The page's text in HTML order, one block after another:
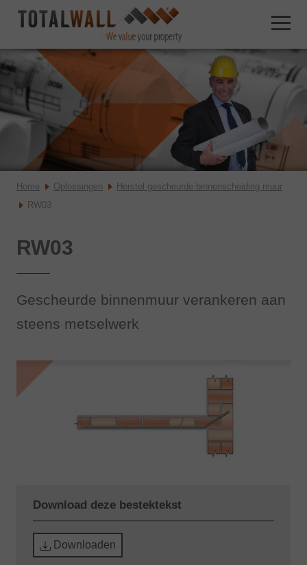
Home Oplossingen
Herstel gescheurde binnenscheiding muur
RW03
RW03
Gescheurde binnenmuur verankeren aan
steens metselwerk
Download deze bestektekst
Downloaden